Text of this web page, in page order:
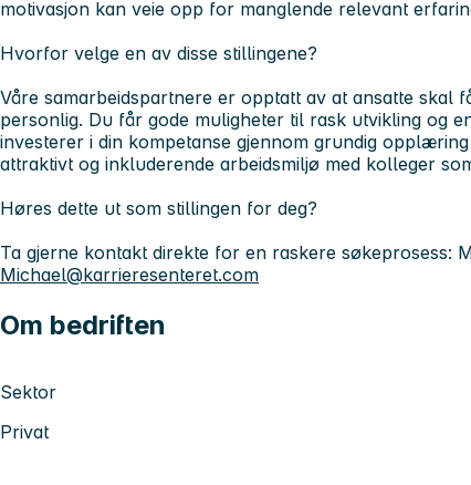
motivasjon kan veie opp for manglende relevant
Hvorfor velge en av disse stillingene?
Våre samarbeidspartnere er opptatt av at ansatte skal
personlig. Du får gode muligheter til rask utvikling og
investerer i din kompetanse gjennom grundig
attraktivt og inkluderende arbeidsmiljø med kolleger
Høres dette ut som stillingen for deg?
Ta gjerne kontakt direkte for en raskere søkeprosess:
Michael@karrieresenteret.com
Om bedriften
Sektor
Privat